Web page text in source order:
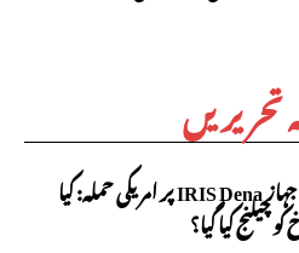
تحریریں
سری لنکا کے قریب ایرانی جنگی جہاز IRIS Dena پر امریکی حملہ: کیا
کیا گیا؟